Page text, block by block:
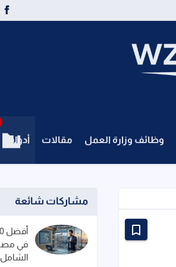
وظائف وزارة العمل مقالات أدوات
مشاركات شائعة
الشامل